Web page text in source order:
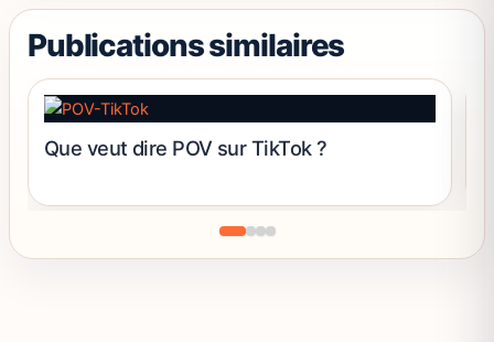
page
du
produit
Publications similaires
Que veut dire POV sur TikTok ?